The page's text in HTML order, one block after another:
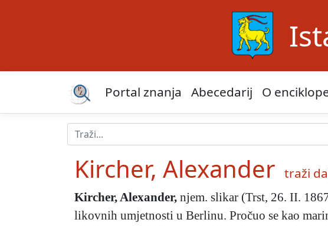
Portal znanja Abecedarij O
Kircher, Alexander traži
Kircher, Alexander, njem. slikar (Trst, 26. II.
likovnih umjetnosti u Berlinu. Pročuo se kao